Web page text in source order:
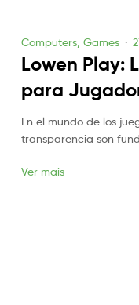
Categories
Computers, Games
Lowen Play:
para
En el mundo de los
transparencia son
Ver mais